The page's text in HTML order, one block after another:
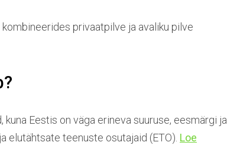
privaatpilve ja avaliku pilve
kuna Eestis on väga erineva suuruse, eesmärgi ja
elutähtsate teenuste osutajaid (ETO). Loe